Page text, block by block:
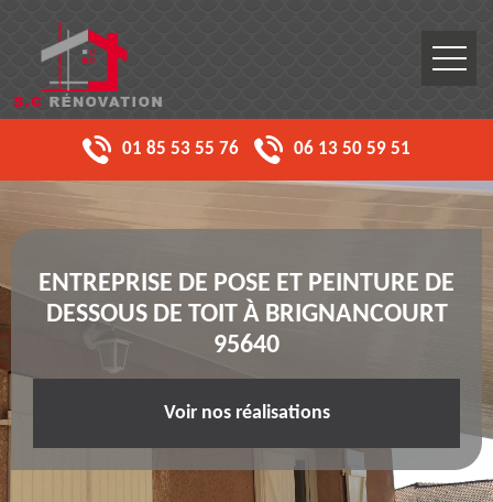
01 85 53 55 76 06 13 50 59 51
ENTREPRISE DE POSE ET PEINTURE DE
DESSOUS DE TOIT À BRIGNANCOURT
95640
Voir nos réalisations